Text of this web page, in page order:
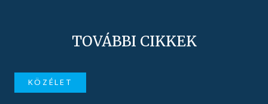
TOVÁBBI CIKKEK
KÖZÉLET